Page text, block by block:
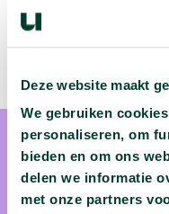
Deze website maakt
We gebruiken
personaliseren, om
bieden en om ons
delen we informatie
met onze partners